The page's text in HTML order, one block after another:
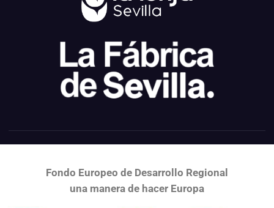
Fondo Europeo de Desarrollo Regional
una manera de hacer Europa